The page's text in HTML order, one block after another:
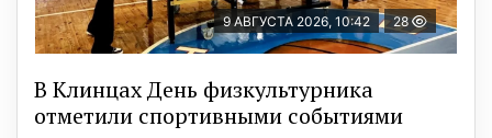
9 АВГУСТА 2026, 10:42 28
В Клинцах День физкультурника
отметили спортивными событиями